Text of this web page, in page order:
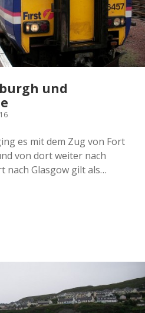
und
es mit dem Zug von Fort
von dort weiter nach
nach Glasgow gilt als…